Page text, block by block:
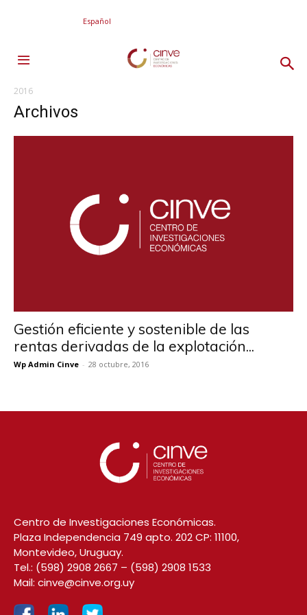
Español
2016
Archivos
Gestión eficiente y sostenible de las
rentas derivadas de la explotación...
Wp Admin Cinve - 28 octubre, 2016
Centro de Investigaciones Económicas.
Plaza Independencia 749 apto. 202 CP: 11100,
Montevideo, Uruguay.
Tel.: (598) 2908 2667 – (598) 2908 1533
Mail: cinve@cinve.org.uy